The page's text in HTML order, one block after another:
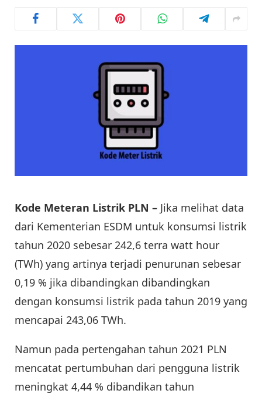
Kode Meteran Listrik PLN – Jika melihat data
dari Kementerian ESDM untuk konsumsi listrik
tahun 2020 sebesar 242,6 terra watt hour
(TWh) yang artinya terjadi penurunan sebesar
0,19 % jika dibandingkan dibandingkan
dengan konsumsi listrik pada tahun 2019 yang
mencapai 243,06 TWh.
Namun pada pertengahan tahun 2021 PLN
mencatat pertumbuhan dari pengguna listrik
meningkat 4,44 % dibandikan tahun